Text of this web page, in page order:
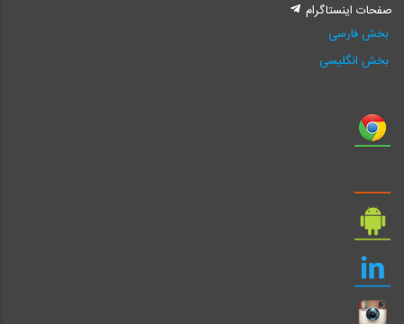
صفحات اینستاگرام
بخش فارسی
بخش انگلیسی